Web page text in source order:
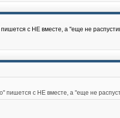
с НЕ вместе, а "еще не
с НЕ вместе, а "еще не